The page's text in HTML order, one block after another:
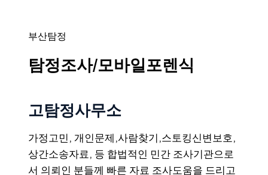
부산탐정
탐정조사/모바일포렌식
고탐정사무소
가정고민, 개인문제,사람찾기,스토킹신변보호,
상간소송자료, 등 합법적인 민간 조사기관으로
서 의뢰인 분들께 빠른 자료 조사도움을 드리고